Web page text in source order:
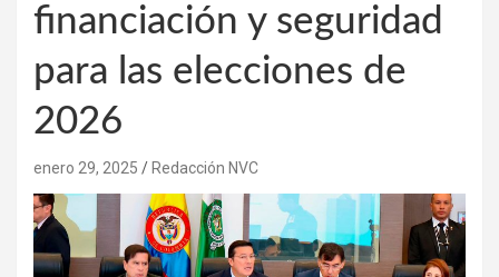
financiación y seguridad
para las elecciones de
2026
enero 29, 2025 Redacción NVC